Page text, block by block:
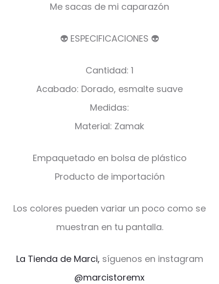
Me sacas de mi caparazón
👽 ESPECIFICACIONES 👽
Cantidad: 1
Acabado: Dorado, esmalte suave
Medidas:
Material: Zamak
Empaquetado en bolsa de plástico
Producto de importación
Los colores pueden variar un poco como se
muestran en tu pantalla.
La Tienda de Marci, síguenos en instagram
@marcistoremx